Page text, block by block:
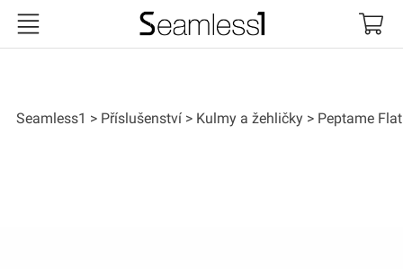
Seamless1 Příslušenství Kulmy a žehličky Peptame